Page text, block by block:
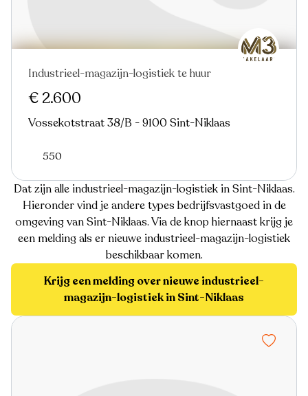
Industrieel-magazijn-logistiek te huur
€ 2.600
Vossekotstraat 38/B - 9100 Sint-Niklaas
550
Dat zijn alle industrieel-magazijn-logistiek in Sint-Niklaas.
Hieronder vind je andere types bedrijfsvastgoed in de
omgeving van Sint-Niklaas. Via de knop hiernaast krijg je
een melding als er nieuwe industrieel-magazijn-logistiek
beschikbaar komen.
Krijg een melding over nieuwe industrieel-
magazijn-logistiek in Sint-Niklaas